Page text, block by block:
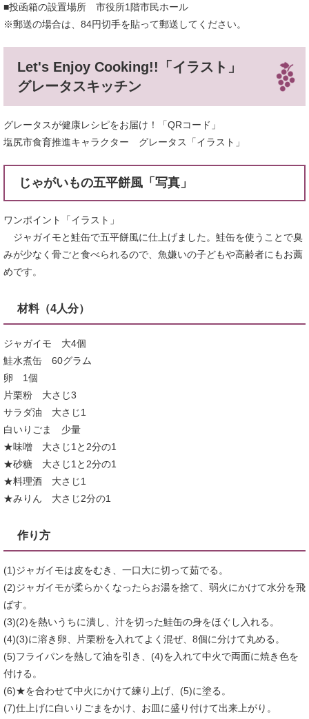
■投函箱の設置場所 市役所1階市民ホール
※郵送の場合は、84円切手を貼って郵送してください。
Let's Enjoy Cooking!!「イラスト」
グレータスキッチン
グレータスが健康レシピをお届け！「QRコード」
塩尻市食育推進キャラクター グレータス「イラスト」
じゃがいもの五平餅風「写真」
ワンポイント「イラスト」
ジャガイモと鮭缶で五平餅風に仕上げました。鮭缶を使うことで臭
みが少なく骨ごと食べられるので、魚嫌いの子どもや高齢者にもお薦
めです。
材料（4人分）
ジャガイモ 大4個
鮭水煮缶 60グラム
卵 1個
片栗粉 大さじ3
サラダ油 大さじ1
白いりごま 少量
★味噌 大さじ1と2分の1
★砂糖 大さじ1と2分の1
★料理酒 大さじ1
★みりん 大さじ2分の1
作り方
(1)ジャガイモは皮をむき、一口大に切って茹でる。
(2)ジャガイモが柔らかくなったらお湯を捨て、弱火にかけて水分を飛
ばす。
(3)(2)を熱いうちに潰し、汁を切った鮭缶の身をほぐし入れる。
(4)(3)に溶き卵、片栗粉を入れてよく混ぜ、8個に分けて丸める。
(5)フライパンを熱して油を引き、(4)を入れて中火で両面に焼き色を
付ける。
(6)★を合わせて中火にかけて練り上げ、(5)に塗る。
(7)仕上げに白いりごまをかけ、お皿に盛り付けて出来上がり。